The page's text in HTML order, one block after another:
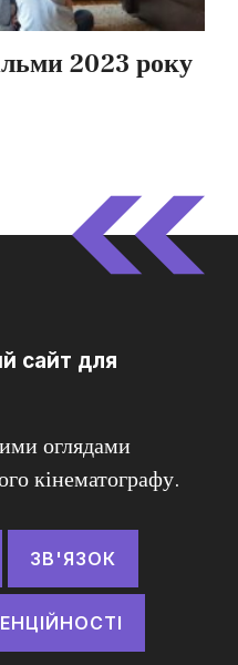
сайт для
оглядами
кінематографу.
ЗВ'ЯЗОК